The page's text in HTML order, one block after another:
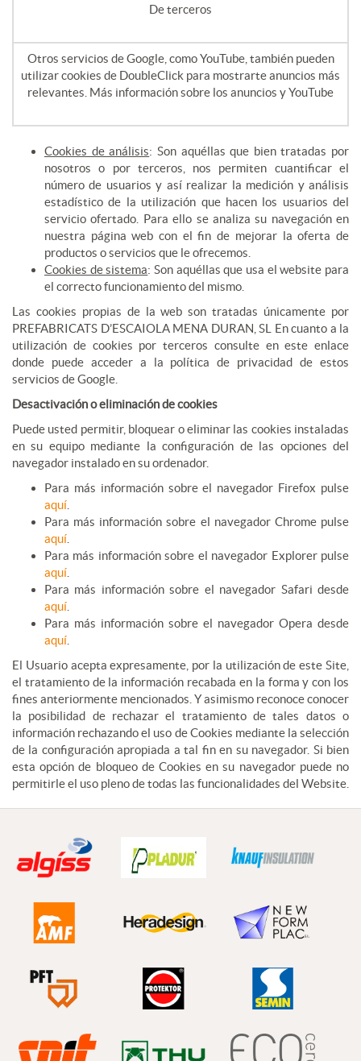
De terceros
Otros servicios de Google, como YouTube, también pueden
utilizar cookies de DoubleClick para mostrarte anuncios más
relevantes. Más información sobre los anuncios y YouTube
Cookies de análisis: Son aquéllas que bien tratadas por
nosotros o por terceros, nos permiten cuantificar el
número de usuarios y así realizar la medición y análisis
estadístico de la utilización que hacen los usuarios del
servicio ofertado. Para ello se analiza su navegación en
nuestra página web con el fin de mejorar la oferta de
productos o servicios que le ofrecemos.
Cookies de sistema: Son aquéllas que usa el website para
el correcto funcionamiento del mismo.
Las cookies propias de la web son tratadas únicamente por
PREFABRICATS D’ESCAIOLA MENA DURAN, SL En cuanto a la
utilización de cookies por terceros consulte en este enlace
donde puede acceder a la política de privacidad de estos
servicios de Google.
Desactivación o eliminación de cookies
Puede usted permitir, bloquear o eliminar las cookies instaladas
en su equipo mediante la configuración de las opciones del
navegador instalado en su ordenador.
Para más información sobre el navegador Firefox pulse
aquí
Para más información sobre el navegador Chrome pulse
aquí
Para más información sobre el navegador Explorer pulse
aquí
Para más información sobre el navegador Safari desde
aquí
Para más información sobre el navegador Opera desde
aquí
El Usuario acepta expresamente, por la utilización de este Site,
el tratamiento de la información recabada en la forma y con los
fines anteriormente mencionados. Y asimismo reconoce conocer
la posibilidad de rechazar el tratamiento de tales datos o
información rechazando el uso de Cookies mediante la selección
de la configuración apropiada a tal fin en su navegador. Si bien
esta opción de bloqueo de Cookies en su navegador puede no
permitirle el uso pleno de todas las funcionalidades del Website.